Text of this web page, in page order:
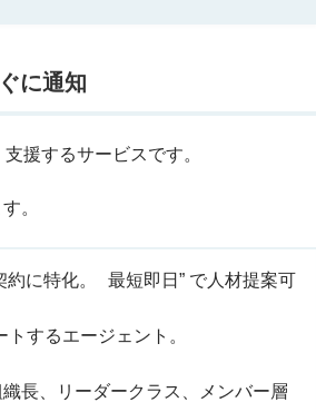
に通知
援するサービスです。
。
に特化。 最短即日” で人材提案可
するエージェント。
長、リーダークラス、メンバー層